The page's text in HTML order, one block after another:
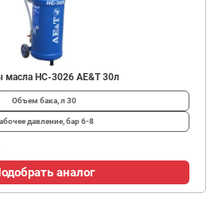
HC-3026 AE&T 30л
Объем бака, л 30
давление, бар6-8
аналог